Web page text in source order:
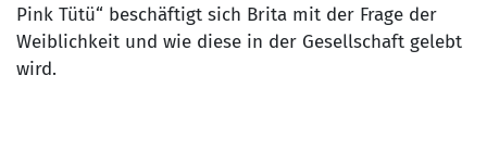
Pink Tütü“ beschäftigt sich Brita mit der Frage der
Weiblichkeit und wie diese in der Gesellschaft gelebt
wird.